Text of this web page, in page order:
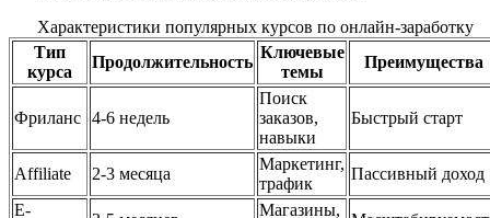
Характеристики популярных курсов по онлайн-заработку
Тип
курса
Продолжительность
Ключевые
темы
Преимущества
Фриланс 4-6 недель
Поиск
заказов,
навыки
Быстрый старт
Affiliate 2-3 месяца
Маркетинг,
трафик
Пассивный доход
E-
Магазины,